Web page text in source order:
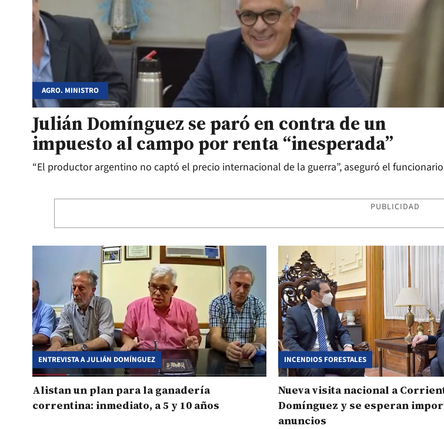
AGRO. MINISTRO
Julián Domínguez se paró en contra de un
impuesto al campo por renta “inesperada”
“El productor argentino no captó el precio internacional de la guerra”, aseguró el
PUBLICIDAD
ENTREVISTA A JULIÁN DOMÍNGUEZ
Alistan un plan para la ganadería
correntina: inmediato, a 5 y 10 años
INCENDIOS FORESTALES
Nueva visita nacional a
Domínguez y se esperan
anuncios